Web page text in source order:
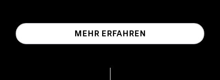
MEHR ERFAHREN